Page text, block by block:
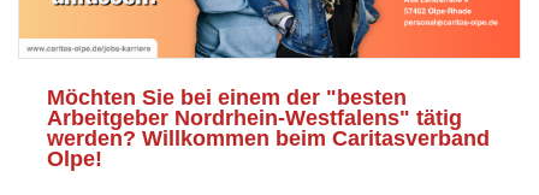
Möchten Sie bei einem der "besten
Arbeitgeber Nordrhein-Westfalens" tätig
werden? Willkommen beim Caritasverband
Olpe!